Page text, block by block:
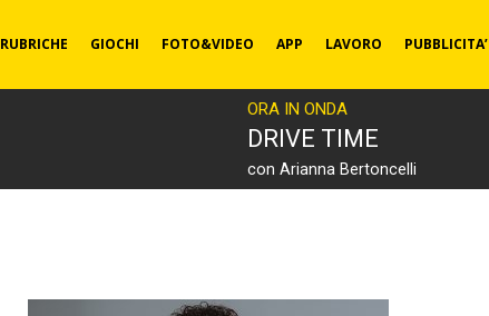
RUBRICHE GIOCHI FOTO&VIDEO APP LAVORO PUBBLICITA’
ORA IN ONDA
DRIVE TIME
con Arianna Bertoncelli